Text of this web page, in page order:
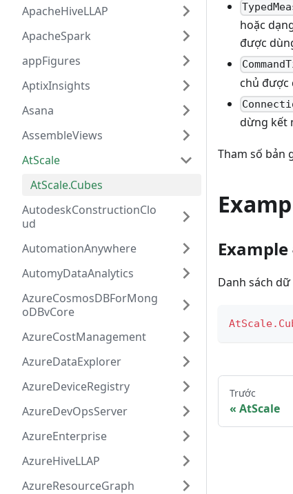
ApacheHiveLLAP
ApacheSpark
appFigures
AptixInsights
Asana
AssembleViews
AtScale
AtScale.Cubes
AutodeskConstructionClo
ud
AutomationAnywhere
AutomyDataAnalytics
AzureCosmosDBForMong
oDBvCore
AzureCostManagement
AzureDataExplorer
AzureDeviceRegistry
AzureDevOpsServer
AzureEnterprise
AzureHiveLLAP
AzureResourceGraph
hoặc
được
chủ được
dừng kết
Tham số bản
Example
Danh sách
Trước
AtScale